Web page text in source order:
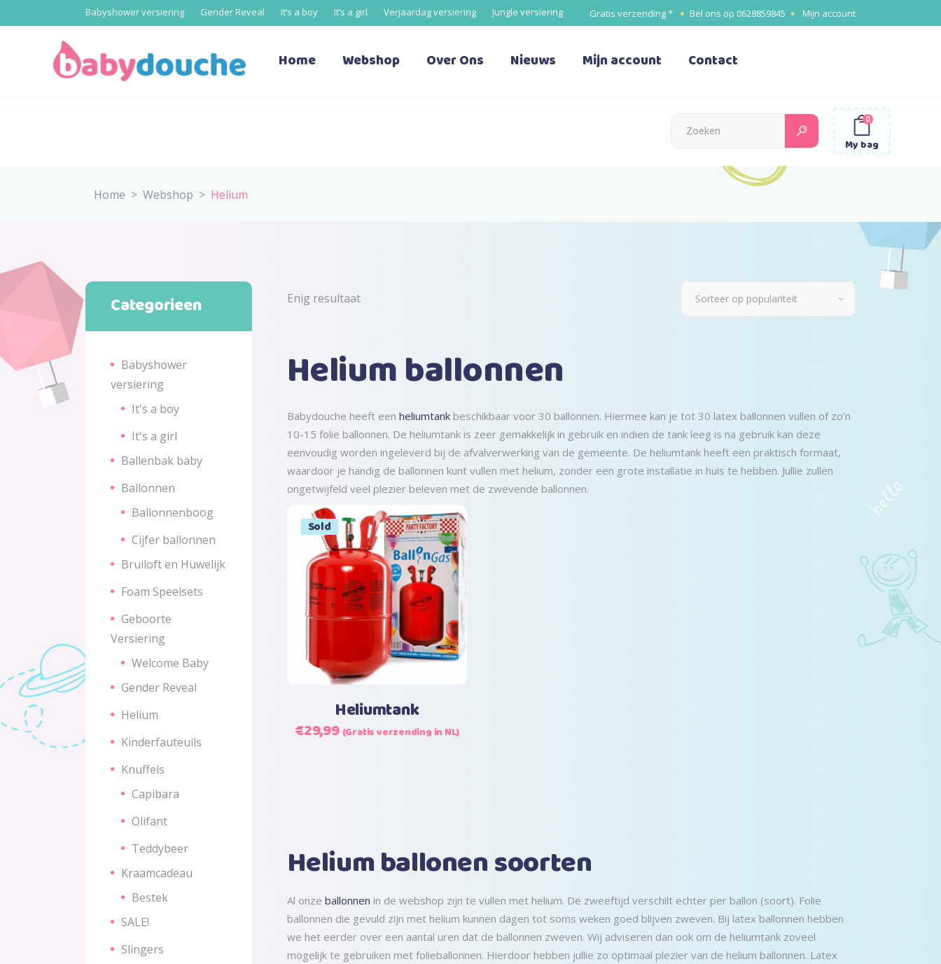
Babyshower versiering Gender Reveal It’s a boy It’s a girl Verjaardag versiering Jungle versiering Gratis verzending * Bel ons op 0628859845 Mijn account
Home Webshop Over Ons Nieuws Mijn account Contact
Search
for:
My bag
0
Home > Webshop > Helium
Enig resultaat Sorteer op populariteit
Helium ballonnen
Babydouche heeft een heliumtankbeschikbaar voor 30 ballonnen. Hiermee kan je tot 30 latex ballonnen vullen of zo’n
10-15 folie ballonnen. De heliumtank is zeer gemakkelijk in gebruik en indien de tank leeg is na gebruik kan deze
eenvoudig worden ingeleverd bij de afvalverwerking van de gemeente. De heliumtank heeft een praktisch formaat,
waardoor je handig de ballonnen kunt vullen met helium, zonder een grote installatie in huis te hebben. Jullie zullen
ongetwijfeld veel plezier beleven met de zwevende ballonnen.
Sale
Sold
Lees verder
Heliumtank
Oorspronkelijke
€29,99Huidige
(Gratis verzending in NL)
Helium ballonen soorten
Al onze ballonnen in de webshop zijn te vullen met helium. De zweeftijd verschilt echter per ballon (soort). Folie
ballonnen die gevuld zijn met helium kunnen dagen tot soms weken goed blijven zweven. Bij latex ballonnen hebben
we het eerder over een aantal uren dat de ballonnen zweven. Wij adviseren dan ook om de heliumtank zoveel
mogelijk te gebruiken met folieballonnen. Hierdoor hebben jullie zo optimaal plezier van de helium ballonnen. Latex
Categorieen
Babyshower
versiering
It's a boy
It's a girl
Ballenbak baby
Ballonnen
Ballonnenboog
Cijfer ballonnen
Bruiloft en Huwelijk
Foam Speelsets
Geboorte
Versiering
Welcome Baby
Gender Reveal
Helium
Kinderfauteuils
Knuffels
Capibara
Olifant
Teddybeer
Kraamcadeau
Bestek
SALE!
Slingers